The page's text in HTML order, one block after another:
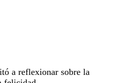
a reflexionar sobre la